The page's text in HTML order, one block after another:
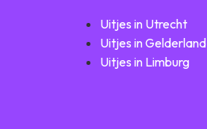
Uitjes in Utrecht
Uitjes in Gelderland
Uitjes in Limburg